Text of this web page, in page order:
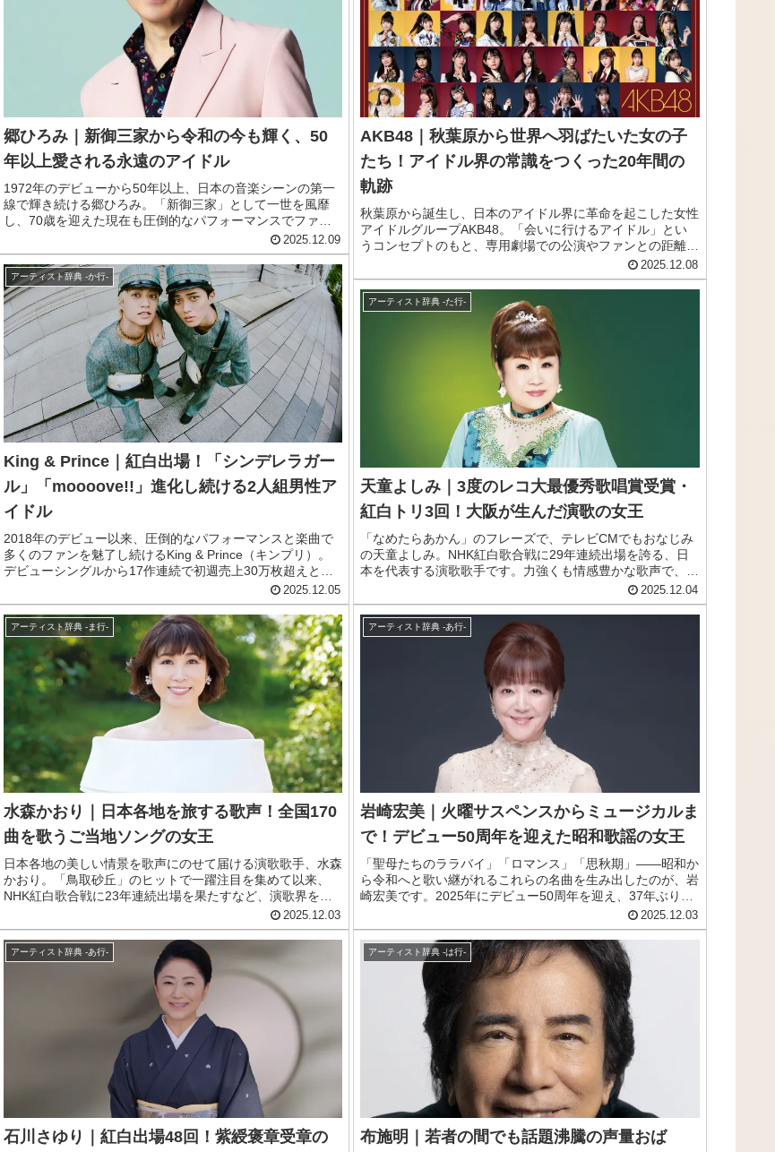
郷ひろみ｜新御三家から令和の今も輝く、50
年以上愛される永遠のアイドル
1972年のデビューから50年以上、日本の音楽シーンの第一
線で輝き続ける郷ひろみ。「新御三家」として一世を風靡
し、70歳を迎えた現在も圧倒的なパフォーマンスでファン
を魅了し続けています。紅白歌合戦通算37回出場という記
録を持つ、日本を代表するエンターテイナーの魅力に迫りま
す。
2025.12.09
AKB48｜秋葉原から世界へ羽ばたいた女の子
たち！アイドル界の常識をつくった20年間の
軌跡
秋葉原から誕生し、日本のアイドル界に革命を起こした女性
アイドルグループAKB48。「会いに行けるアイドル」とい
うコンセプトのもと、専用劇場での公演やファンとの距離の
近さを武器に、数々のミリオンヒットを生み出してきまし
た。2025年12月に結成20周年を迎えた今もなお、新たな魅
力を発信し続けるAKB48の歴史と楽曲の魅力をご紹介しま
す。
2025.12.08
アーティスト辞典 -か行-
King & Prince｜紅白出場！「シンデレラガー
ル」「moooove!!」進化し続ける2人組男性ア
イドル
2018年のデビュー以来、圧倒的なパフォーマンスと楽曲で
多くのファンを魅了し続けるKing & Prince（キンプリ）。
デビューシングルから17作連続で初週売上30万枚超えとい
うオリコン歴代1位の記録を持ち、今なお進化を続ける彼ら
の魅力に迫ります。
2025.12.05
アーティスト辞典 -た行-
天童よしみ｜3度のレコ大最優秀歌唱賞受賞・
紅白トリ3回！大阪が生んだ演歌の女王
「なめたらあかん」のフレーズで、テレビCMでもおなじみ
の天童よしみ。NHK紅白歌合戦に29年連続出場を誇る、日
本を代表する演歌歌手です。力強くも情感豊かな歌声で、世
代を超えて愛され続けています。この記事では、天童よしみ
のプロフィールから代表曲、公式SNSまでまとめてご紹介し
ます。
2025.12.04
アーティスト辞典 -ま行-
水森かおり｜日本各地を旅する歌声！全国170
曲を歌うご当地ソングの女王
日本各地の美しい情景を歌声にのせて届ける演歌歌手、水森
かおり。「鳥取砂丘」のヒットで一躍注目を集めて以来、
NHK紅白歌合戦に23年連続出場を果たすなど、演歌界を代
表する存在として活躍しています。2025年にはデビュー30
周年を迎え、ますます精力的に活動中。この記事では、そん
な「ご当地ソングの女王」の魅力に迫ります。
2025.12.03
アーティスト辞典 -あ行-
岩崎宏美｜火曜サスペンスからミュージカルま
で！デビュー50周年を迎えた昭和歌謡の女王
「聖母たちのララバイ」「ロマンス」「思秋期」——昭和か
ら令和へと歌い継がれるこれらの名曲を生み出したのが、岩
崎宏美です。2025年にデビュー50周年を迎え、37年ぶりと
なる紅白歌合戦出場も決定。今なお圧倒的な歌唱力で聴く者
を魅了し続ける彼女の魅力に迫ります。
2025.12.03
アーティスト辞典 -あ行-
石川さゆり｜紅白出場48回！紫綬褒章受章の
アーティスト辞典 -は行-
布施明｜若者の間でも話題沸騰の声量おば